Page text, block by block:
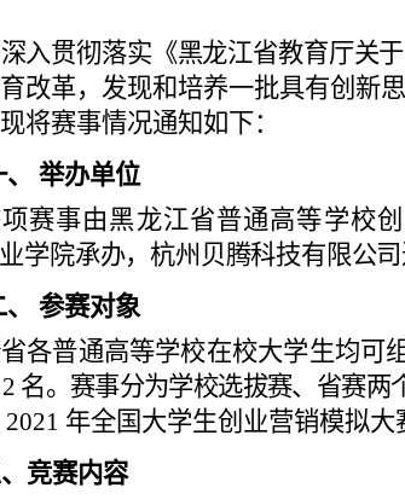
入贯彻落实《黑龙江省教育厅关
改革，发现和培养一批具有创新
将赛事情况通知如下：
举办单位
赛事由黑龙江省普通高等学校
学院承办，杭州贝腾科技有限公
参赛对象
各普通高等学校在校大学生均可
2 名。赛事分为学校选拔赛、省赛两
2021 年全国大学生创业营销模拟大
竞赛内容